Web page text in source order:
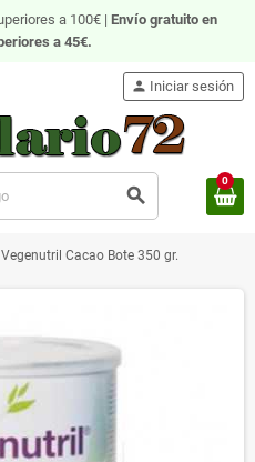
a 100€ | Envío gratuito en
a 45€.
search
person Iniciar sesión
0
Cacao Bote 350 gr.